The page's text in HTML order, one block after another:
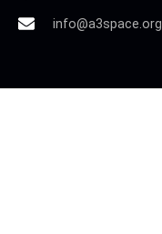
info@a3space.org